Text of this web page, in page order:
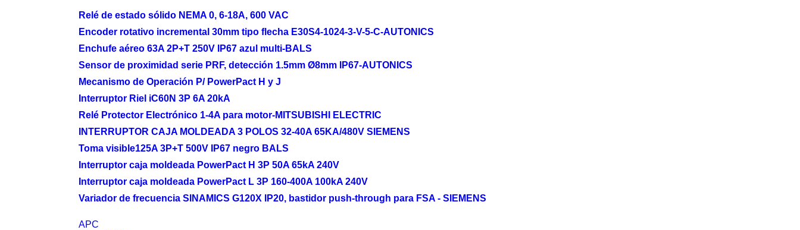
Relé de estado sólido NEMA 0, 6-18A, 600 VAC
Encoder rotativo incremental 30mm tipo flecha E30S4-1024-3-V-5-C-AUTONICS
Enchufe aéreo 63A 2P+T 250V IP67 azul multi-BALS
Sensor de proximidad serie PRF, detección 1.5mm Ø8mm IP67-AUTONICS
Mecanismo de Operación P/ PowerPact H y J
Interruptor Riel iC60N 3P 6A 20kA
Relé Protector Electrónico 1-4A para motor-MITSUBISHI ELECTRIC
INTERRUPTOR CAJA MOLDEADA 3 POLOS 32-40A 65KA/480V SIEMENS
Toma visible125A 3P+T 500V IP67 negro BALS
Interruptor caja moldeada PowerPact H 3P 50A 65kA 240V
Interruptor caja moldeada PowerPact L 3P 160-400A 100kA 240V
Variador de frecuencia SINAMICS G120X IP20, bastidor push-through para FSA - SIEMENS
APC